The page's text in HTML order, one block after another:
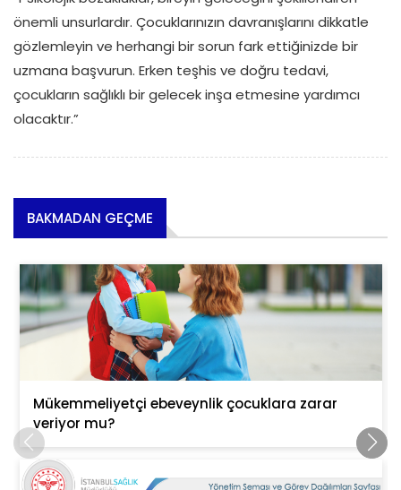
önemli unsurlardır. Çocuklarınızın davranışlarını dikkatle
gözlemleyin ve herhangi bir sorun fark ettiğinizde bir
uzmana başvurun. Erken teşhis ve doğru tedavi,
çocukların sağlıklı bir gelecek inşa etmesine yardımcı
olacaktır.”
BAKMADAN GEÇME
Mükemmeliyetçi ebeveynlik çocuklara zarar
veriyor mu?